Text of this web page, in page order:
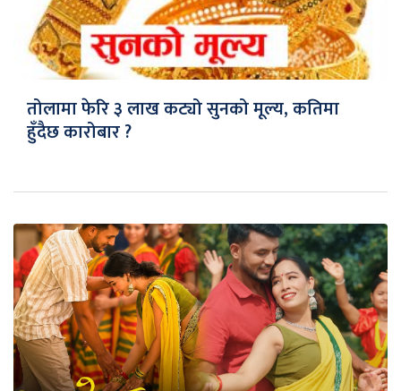
तोलामा फेरि ३ लाख कट्यो सुनको मूल्य, कतिमा
हुँदैछ कारोबार ?